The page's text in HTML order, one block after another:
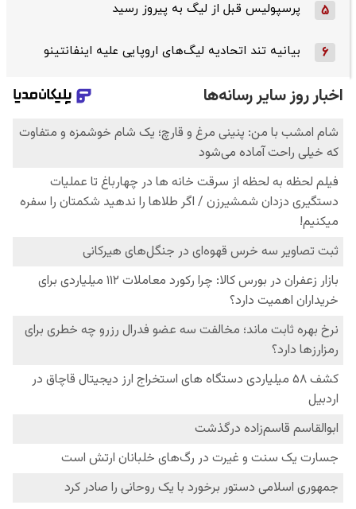
5 پرسپولیس قبل از لیگ به پیروز رسید
6 بیانیه تند اتحادیه لیگ‌های اروپایی علیه اینفانتینو